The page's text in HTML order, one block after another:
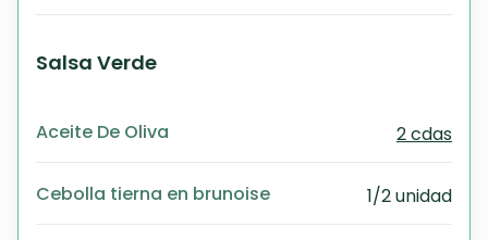
Salsa Verde
Aceite De Oliva 2 cdas
Cebolla tierna en brunoise 1/2 unidad